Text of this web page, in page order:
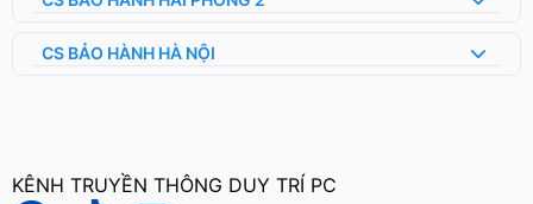
CS BẢO HÀNH HÀ NỘI
KÊNH TRUYỀN THÔNG DUY TRÍ PC